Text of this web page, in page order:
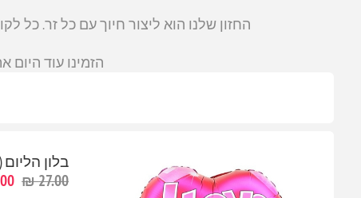
החזון שלנו הוא ליצור חיוך עם כל זר.
הזמינו עוד
בלון
27.00 ₪
₪